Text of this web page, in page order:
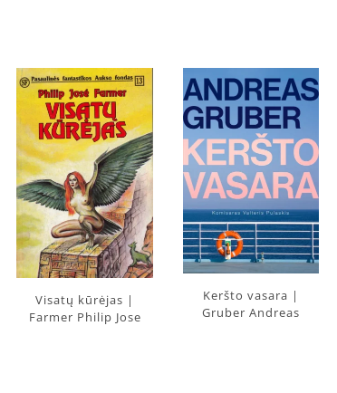
Visatų kūrėjas |
Farmer Philip Jose
Keršto vasara |
Gruber Andreas